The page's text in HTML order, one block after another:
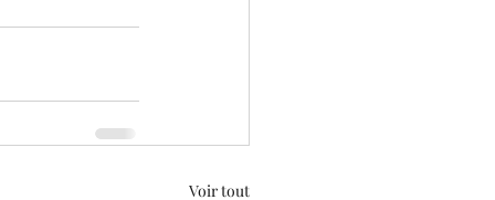
Voir tout